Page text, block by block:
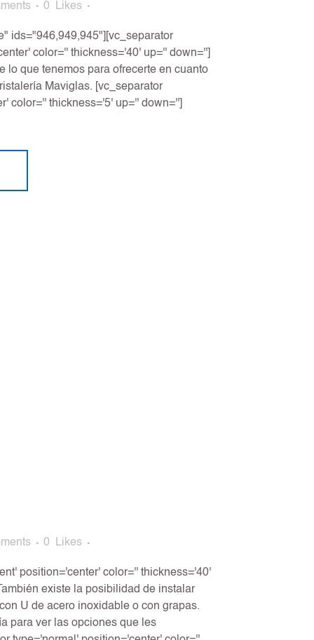
0 Likes
ids="946,949,945"][vc_separator
color='' thickness='40' up='' down='']
lo que tenemos para ofrecerte en cuanto
Maviglas. [vc_separator
color='' thickness='5' up='' down='']
0 Likes
position='center' color='' thickness='40'
existe la posibilidad de instalar
U de acero inoxidable o con grapas.
para ver las opciones que les